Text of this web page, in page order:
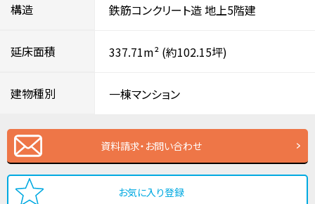
構造 鉄筋コンクリート造地上5階建
延床面積 337.71m² (約102.15坪)
建物種別 一棟マンション
資料請求・お問い合わせ
お気に入り登録